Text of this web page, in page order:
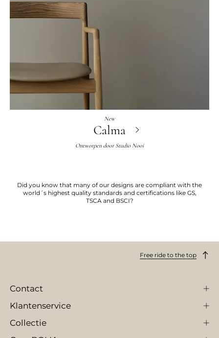
New
Calma
Ontworpen door Studio Nooi
Did you know that many of our designs are compliant with the
world´s highest quality standards and certifications like GS,
TSCA and BSCI?
Free ride to the top
Contact
Klantenservice
Collectie